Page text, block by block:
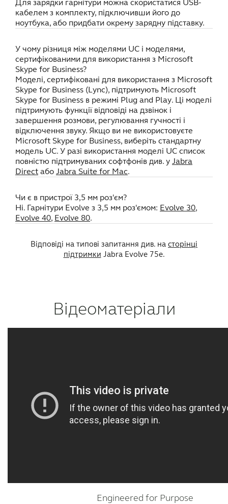
Для зарядки гарнітури можна скористатися USB-
кабелем з комплекту, підключивши його до
ноутбука, або придбати окрему зарядну підставку.
У чому різниця між моделями UC і моделями,
сертифікованими для використання з Microsoft
Skype for Business?
Моделі, сертифіковані для використання з Microsoft
Skype for Business (Lync), підтримують Microsoft
Skype for Business в режимі Plug and Play. Ці моделі
підтримують функції відповіді на дзвінок і
завершення розмови, регулювання гучності і
відключення звуку. Якщо ви не використовуєте
Microsoft Skype for Business, виберіть стандартну
модель UC. У разі використання моделі UC список
повністю підтримуваних софтфонів див. у Jabra
Direct або Jabra Suite for Mac.
Чи є в пристрої 3,5 мм роз'єм?
Ні. Гарнітури Evolve з 3,5 мм роз'ємом: Evolve 30,
Evolve 40, Evolve 80.
Відповіді на типові запитання див. на сторінці
підтримки Jabra Evolve 75e.
Відеоматеріали
Engineered for Purpose